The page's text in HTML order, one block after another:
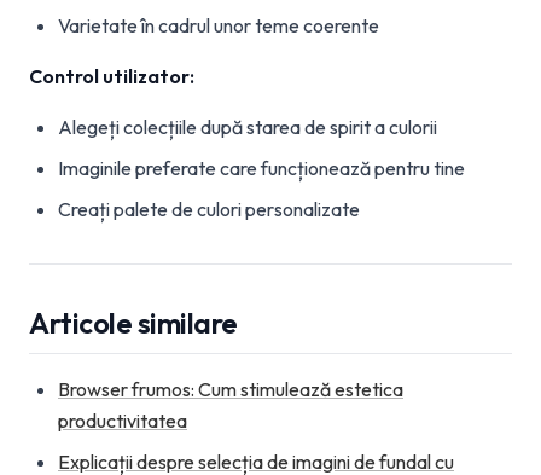
Varietate în cadrul unor teme coerente
Control utilizator:
Alegeți colecțiile după starea de spirit a culorii
Imaginile preferate care funcționează pentru tine
Creați palete de culori personalizate
Articole similare
Browser frumos: Cum stimulează estetica
productivitatea
Explicații despre selecția de imagini de fundal cu